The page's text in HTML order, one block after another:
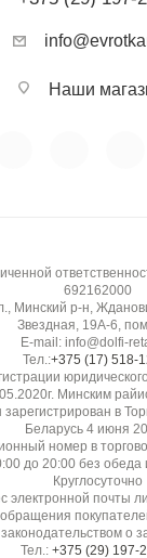
Наши
692162000
Минский р-н,
Звездная, 19А-6,
E-mail: info@dolfi-
Тел.:+375 (17) 518-
Минским
в
Беларусь 4 июня
номер в
до 20:00 без обеда
Круглосуточно
электронной почты
о
Тел.: +375 (29) 197-